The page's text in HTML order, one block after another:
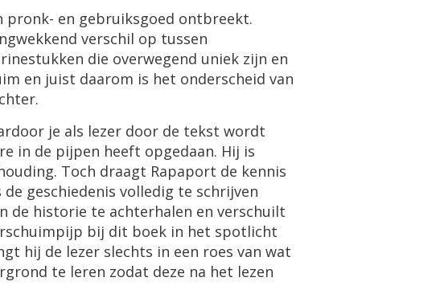
pronk- en gebruiksgoed ontbreekt.
verschil op tussen
die overwegend uniek zijn en
en juist daarom is het onderscheid van
.
je als lezer door de tekst wordt
re in de pijpen heeft opgedaan. Hij is
. Toch draagt Rapaport de kennis
de geschiedenis volledig te schrijven
de historie te achterhalen en verschuilt
bij dit boek in het spotlicht
hij de lezer slechts in een roes van wat
te leren zodat deze na het lezen